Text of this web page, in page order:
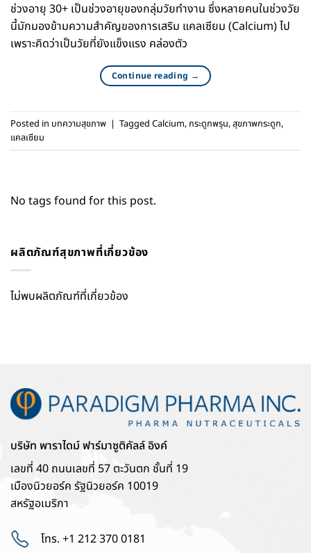
ช่วงอายุ 30+ เป็นช่วงอายุของกลุ่มวัยทำงาน ซึ่งหลายคนในช่วงวัย
นี้มักมองข้ามความสำคัญของการเสริม แคลเซียม (Calcium) ไป
เพราะคิดว่าเป็นวัยที่ยังแข็งแรง คล่องตัว
Continue reading →
Posted in บทความสุขภาพ | Tagged Calcium, กระดูกพรุน,สุขภาพกระดูก,
แคลเซียม
No tags found for this post.
ผลิตภัณฑ์สุขภาพที่เกี่ยวข้อง
ไม่พบผลิตภัณฑ์ที่เกี่ยวข้อง
บริษัท พาราไดม์ ฟาร์มาซูติคัลล์ อิงค์
เลขที่ 40 ถนนเลขที่ 57 ตะวันตก ชั้นที่ 19
เมืองนิวยอร์ค รัฐนิวยอร์ค 10019
สหรัฐอเมริกา
โทร. +1 212 370 0181